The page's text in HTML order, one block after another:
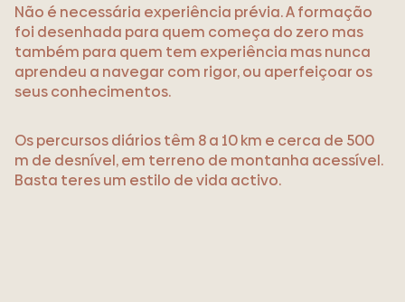
Não é necessária experiência prévia. A formação
foi desenhada para quem começa do zero mas
também para quem tem experiência mas nunca
aprendeu a navegar com rigor, ou aperfeiçoar os
seus conhecimentos.
Os percursos diários têm 8 a 10 km e cerca de 500
m de desnível, em terreno de montanha acessível.
Basta teres um estilo de vida activo.